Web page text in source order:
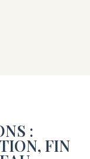
:
FIN